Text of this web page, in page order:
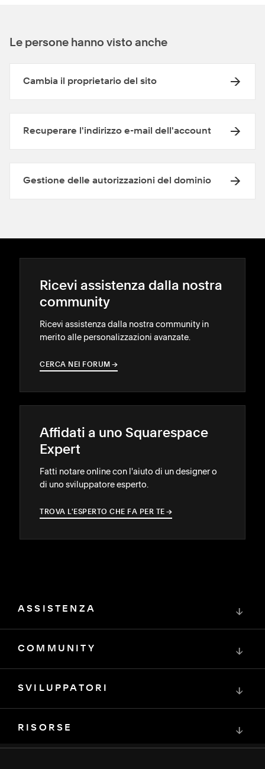
Le persone hanno visto anche
Cambia il proprietario del sito
Recuperare l'indirizzo e-mail dell'account
Gestione delle autorizzazioni del dominio
Ricevi assistenza dalla nostra
community
Ricevi assistenza dalla nostra community in
merito alle personalizzazioni avanzate.
CERCA NEI FORUM →
→
Affidati a uno Squarespace
Expert
Fatti notare online con l'aiuto di un designer o
di uno sviluppatore esperto.
TROVA L'ESPERTO CHE FA PER TE →
→
ASSISTENZA ↓
COMMUNITY ↓
SVILUPPATORI ↓
RISORSE ↓